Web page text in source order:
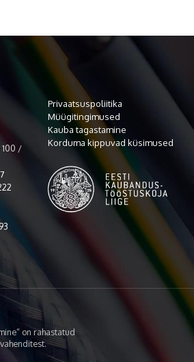
/
Privaatsuspoliitika
Müügitingimused
Kauba tagastamine
Korduma kippuvad küsimused
on rahastatud